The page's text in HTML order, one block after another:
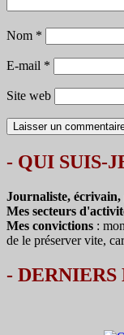
Nom *
E-mail *
Site web
- QUI SUIS-
Journaliste,
Mes secteurs
Mes convictions :
de le préserver vite,
- DERNIERS